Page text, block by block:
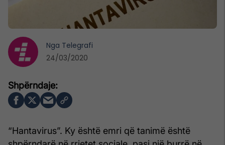
“Hantavirus”. Ky është emri që tanimë është
Nga Telegrafi
24/03/2020